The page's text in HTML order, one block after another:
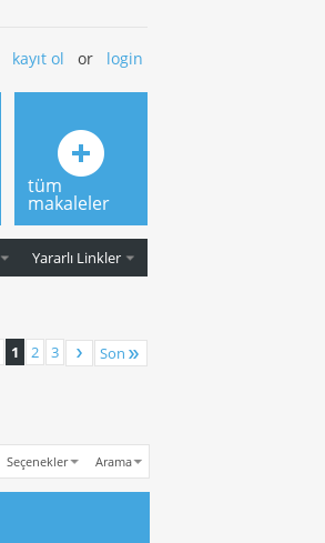
kayıt ol or login
Yararlı Linkler
tüm
makaleler
1 2 3 Son
Seçenekler Arama